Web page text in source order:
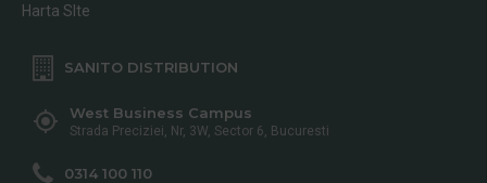
Harta SIte
SANITO DISTRIBUTION
West Business Campus
Strada Preciziei, Nr, 3W, Sector 6, Bucuresti
0314 100 110